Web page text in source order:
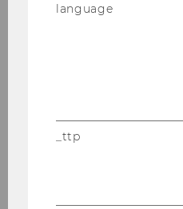
language
_ttp